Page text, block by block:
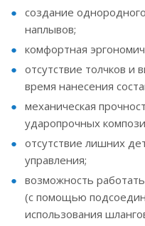
создание
наплывов;
комфортная
отсутствие толчков и
время нанесения
механическая
ударопрочных
отсутствие лишних
управления;
возможность
(с помощью
использования